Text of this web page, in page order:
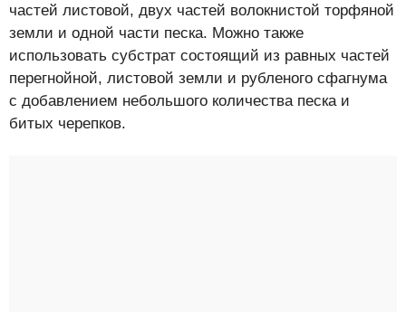
частей листовой, двух частей волокнистой торфяной
земли и одной части песка. Можно также
использовать субстрат состоящий из равных частей
перегнойной, листовой земли и рубленого сфагнума
с добавлением небольшого количества песка и
битых черепков.